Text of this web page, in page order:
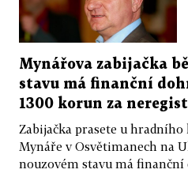
Mynářova zabijačka
stavu má finanční
1300 korun za
Zabijačka prasete u
Mynáře v Osvětimanech na
nouzovém stavu má